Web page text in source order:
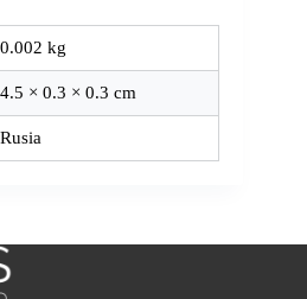
0.002 kg
4.5 × 0.3 × 0.3 cm
Rusia